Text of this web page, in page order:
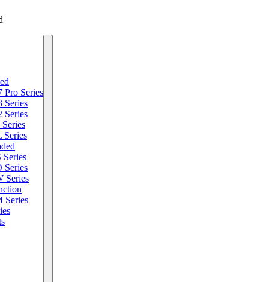
Pro Series
Series
Series
Series
Series
Series
Series
Series
Series